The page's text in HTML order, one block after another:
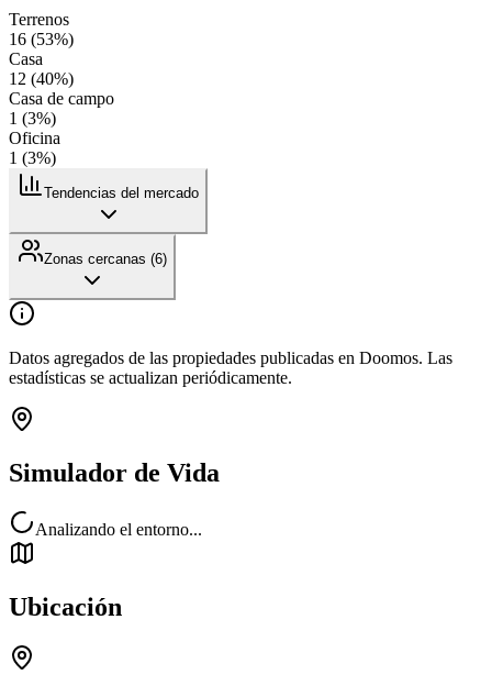
Terrenos
16 (53%)
Casa
12 (40%)
Casa de campo
1 (3%)
Oficina
1 (3%)
Tendencias del mercado
Zonas cercanas (6)
Datos agregados de las propiedades publicadas en Doomos. Las
estadísticas se actualizan periódicamente.
Simulador de Vida
Analizando el entorno...
Ubicación